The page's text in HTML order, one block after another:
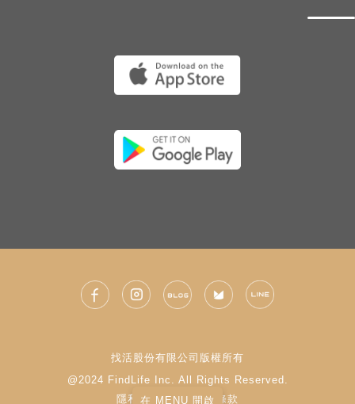
在 MENU 開啟
找活股份有限公司版權所有
@2024 FindLife Inc. All Rights Reserved.
隱私權政策
| 使用條款